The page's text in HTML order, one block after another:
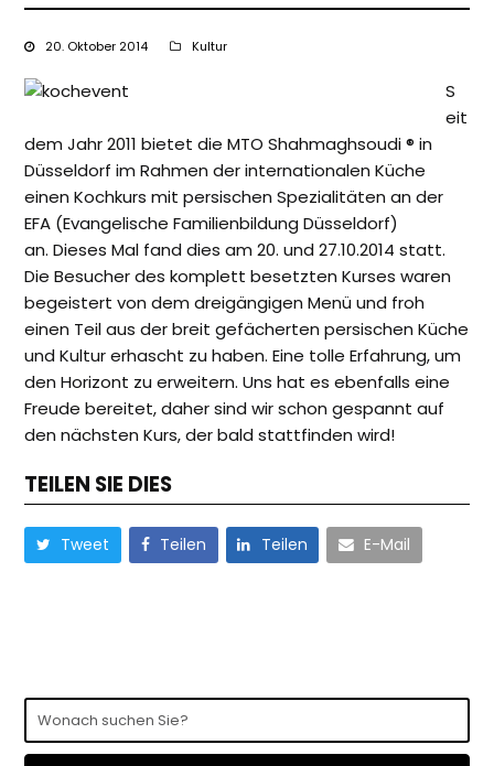
20. Oktober 2014 Kultur
S
eit
dem Jahr 2011 bietet die MTO Shahmaghsoudi ® in
Düsseldorf im Rahmen der internationalen Küche
einen Kochkurs mit persischen Spezialitäten an der
EFA (Evangelische Familienbildung Düsseldorf)
an. Dieses Mal fand dies am 20. und 27.10.2014 statt.
Die Besucher des komplett besetzten Kurses waren
begeistert von dem dreigängigen Menü und froh
einen Teil aus der breit gefächerten persischen Küche
und Kultur erhascht zu haben. Eine tolle Erfahrung, um
den Horizont zu erweitern. Uns hat es ebenfalls eine
Freude bereitet, daher sind wir schon gespannt auf
den nächsten Kurs, der bald stattfinden wird!
TEILEN SIE DIES
Tweet Teilen Teilen E-Mail
Wonach
suchen
Sie?